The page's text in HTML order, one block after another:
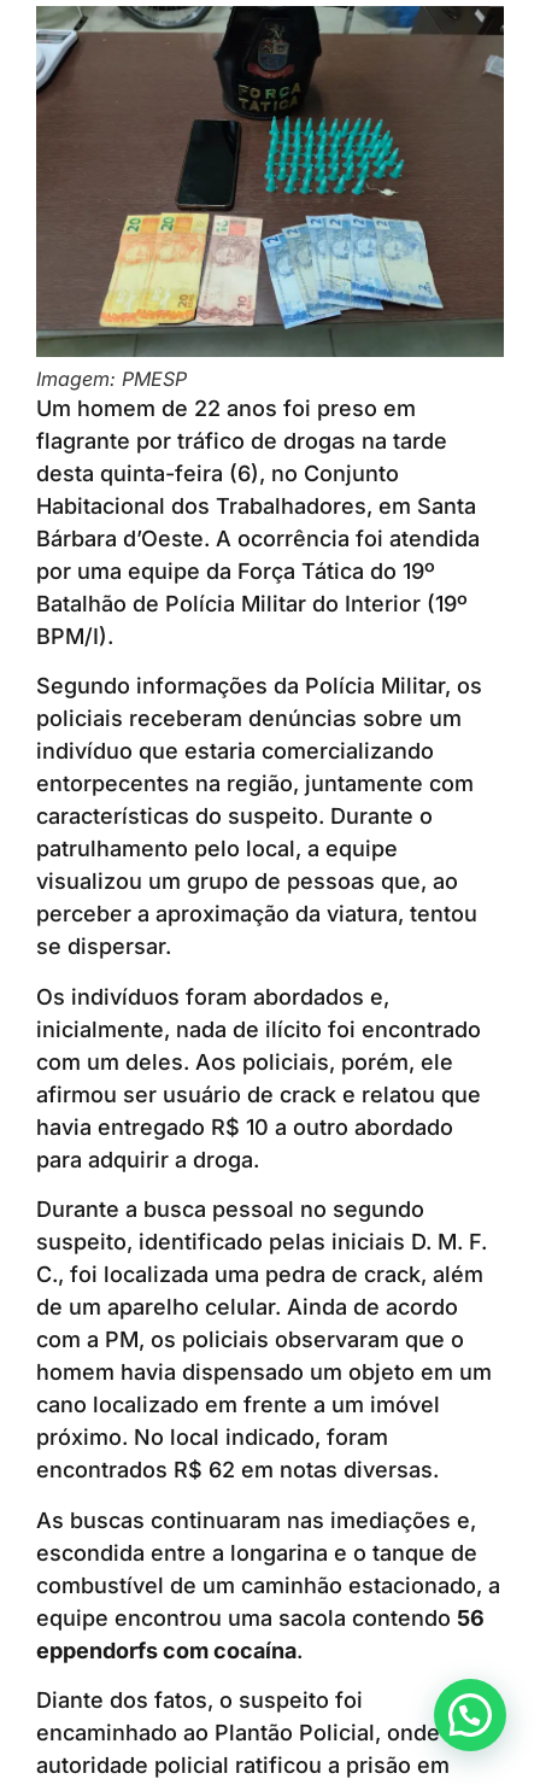
Imagem: PMESP
Um homem de 22 anos foi preso em
flagrante por tráfico de drogas na tarde
desta quinta-feira (6), no Conjunto
Habitacional dos Trabalhadores, em Santa
Bárbara d’Oeste. A ocorrência foi atendida
por uma equipe da Força Tática do 19º
Batalhão de Polícia Militar do Interior (19º
BPM/I).
Segundo informações da Polícia Militar, os
policiais receberam denúncias sobre um
indivíduo que estaria comercializando
entorpecentes na região, juntamente com
características do suspeito. Durante o
patrulhamento pelo local, a equipe
visualizou um grupo de pessoas que, ao
perceber a aproximação da viatura, tentou
se dispersar.
Os indivíduos foram abordados e,
inicialmente, nada de ilícito foi encontrado
com um deles. Aos policiais, porém, ele
afirmou ser usuário de crack e relatou que
havia entregado R$ 10 a outro abordado
para adquirir a droga.
Durante a busca pessoal no segundo
suspeito, identificado pelas iniciais D. M. F.
C., foi localizada uma pedra de crack, além
de um aparelho celular. Ainda de acordo
com a PM, os policiais observaram que o
homem havia dispensado um objeto em um
cano localizado em frente a um imóvel
próximo. No local indicado, foram
encontrados R$ 62 em notas diversas.
As buscas continuaram nas imediações e,
escondida entre a longarina e o tanque de
combustível de um caminhão estacionado, a
equipe encontrou uma sacola contendo 56
eppendorfs com cocaína.
Diante dos fatos, o suspeito foi
encaminhado ao Plantão Policial, onde a
autoridade policial ratificou a prisão em
Anunciar ou recomendar matéria